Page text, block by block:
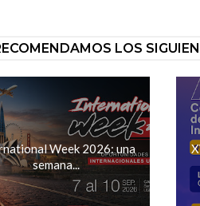
LOS
Week 2026: una
semana...